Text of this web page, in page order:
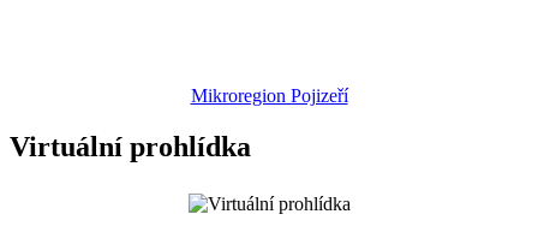
Mikroregion Pojizeří
Virtuální prohlídka